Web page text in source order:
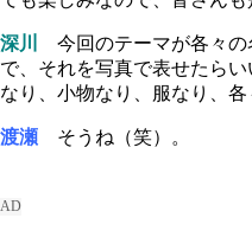
深川
今回のテーマが各々の
で、それを写真で表せたら
なり、小物なり、服なり、各
渡瀬 そうね（笑）。